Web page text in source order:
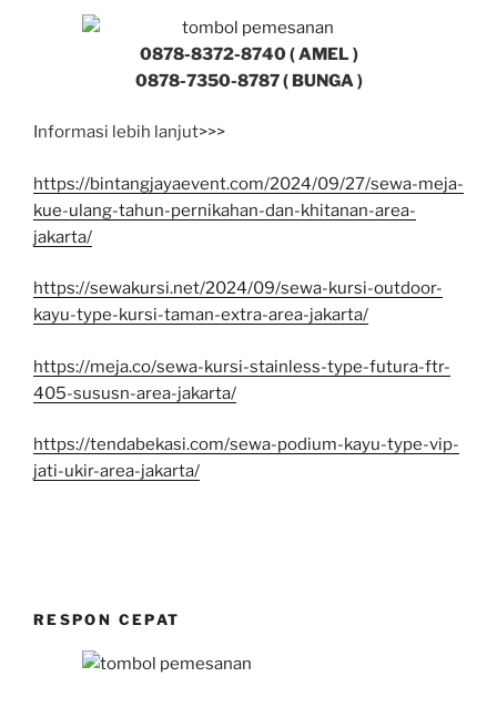
0878-8372-8740 ( AMEL )
0878-7350-8787 ( BUNGA )
Informasi lebih lanjut>>>
https://bintangjayaevent.com/2024/09/27/sewa-meja-
kue-ulang-tahun-pernikahan-dan-khitanan-area-
jakarta/
https://sewakursi.net/2024/09/sewa-kursi-outdoor-
kayu-type-kursi-taman-extra-area-jakarta/
https://meja.co/sewa-kursi-stainless-type-futura-ftr-
405-sususn-area-jakarta/
https://tendabekasi.com/sewa-podium-kayu-type-vip-
jati-ukir-area-jakarta/
RESPON CEPAT